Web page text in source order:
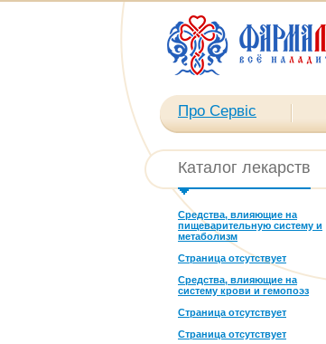
Про Сервіс
Каталог лекарств
Средства, влияющие на
пищеварительную систему и
метаболизм
Страница отсутствует
Средства, влияющие на
систему крови и гемопоэз
Страница отсутствует
Страница отсутствует